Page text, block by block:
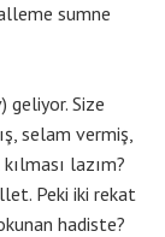
sumne
geliyor. Size
selam vermiş,
lazım?
Peki iki rekat
hadiste?